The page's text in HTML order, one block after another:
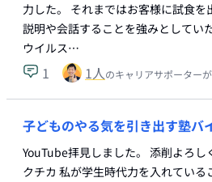
力した。 それまではお客様に試食を
説明や会話することを強みとしてい
ウイルス…
1 1人のキャリアサポーター
子どものやる気を引き出す塾バ
YouTube拝見しました。 添削よろし
クチカ 私が学生時代力を入れている